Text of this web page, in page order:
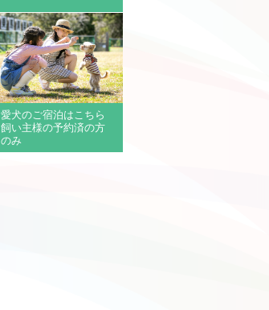
愛犬のご宿泊はこちら
飼い主様の予約済の方
のみ